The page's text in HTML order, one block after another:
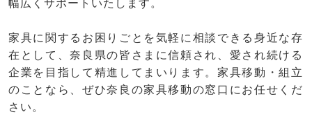
幅広くサポートいたします。
家具に関するお困りごとを気軽に相談できる身近な存
在として、奈良県の皆さまに信頼され、愛され続ける
企業を目指して精進してまいります。家具移動・組立
のことなら、ぜひ奈良の家具移動の窓口にお任せくだ
さい。